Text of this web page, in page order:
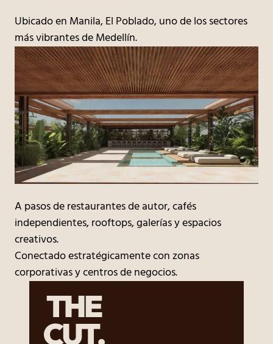
Ubicado en Manila, El Poblado, uno de los sectores
más vibrantes de Medellín.
A pasos de restaurantes de autor, cafés
independientes, rooftops, galerías y espacios
creativos.
Conectado estratégicamente con zonas
corporativas y centros de negocios.